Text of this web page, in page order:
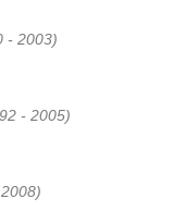
- 2003)
- 2005)